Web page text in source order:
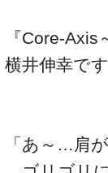
『Core-
横井伸幸です
「あ～…肩